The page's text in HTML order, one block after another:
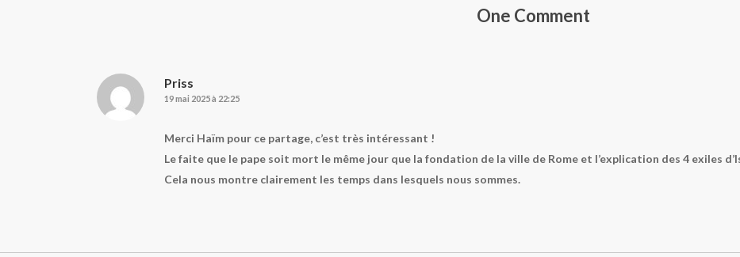
One Comment
Priss
19 mai 2025 à 22:25
Merci Haïm pour ce partage, c’est très intéressant !
Le faite que le pape soit mort le même jour que la fondation de la ville de Rome et l’explication des 4 exiles
Cela nous montre clairement les temps dans lesquels nous sommes.